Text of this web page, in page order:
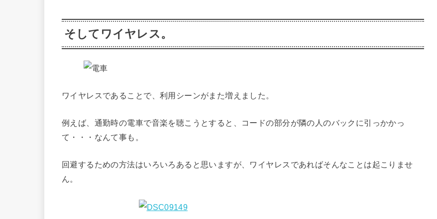
そしてワイヤレス。
ワイヤレスであることで、利用シーンがまた増えました。
例えば、通勤時の電車で音楽を聴こうとすると、コードの部分が隣の人のバックに引っかかっ
て・・・なんて事も。
回避するための方法はいろいろあると思いますが、ワイヤレスであればそんなことは起こりませ
ん。